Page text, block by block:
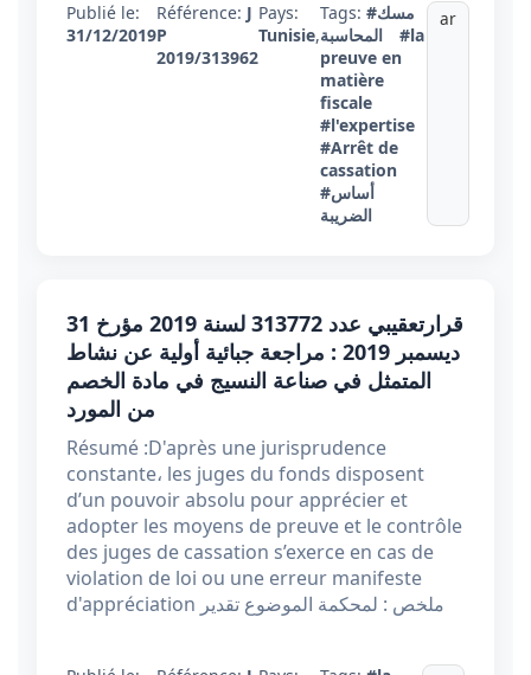
Publié le:
31/12/2019
Référence: J
P
2019/313962
Pays:
Tunisie,
Tags: #مسك
المحاسبة
#la
preuve en
matière
fiscale
#l'expertise
#Arrêt de
cassation
#أساس
الضريبة
ar
قرارتعقيبي عدد 313772 ​​​​​​​لسنة 2019 مؤرخ 31
ديسمبر 2019 : مراجعة جبائية أولية عن نشاط
المتمثل في صناعة النسيج في مادة الخصم
من المورد
Résumé :D'après une jurisprudence
constante، les juges du fonds disposent
d’un pouvoir absolu pour apprécier et
adopter les moyens de preuve et le contrôle
des juges de cassation s’exerce en cas de
violation de loi ou une erreur manifeste
d'appréciation ملخص : لمحكمة الموضوع تقدير